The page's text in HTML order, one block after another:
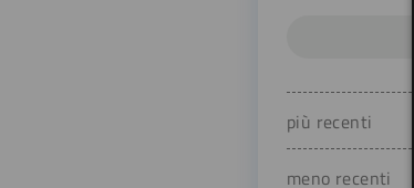
più recenti
meno recenti